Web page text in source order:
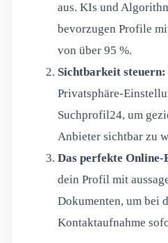
aus. KIs und
bevorzugen Profile
von über 95 %.
Sichtbarkeit steuern:
Privatsphäre-
Suchprofil24, um
Anbieter sichtbar zu
Das perfekte Online-
dein Profil mit
Dokumenten, um bei
Kontaktaufnahme